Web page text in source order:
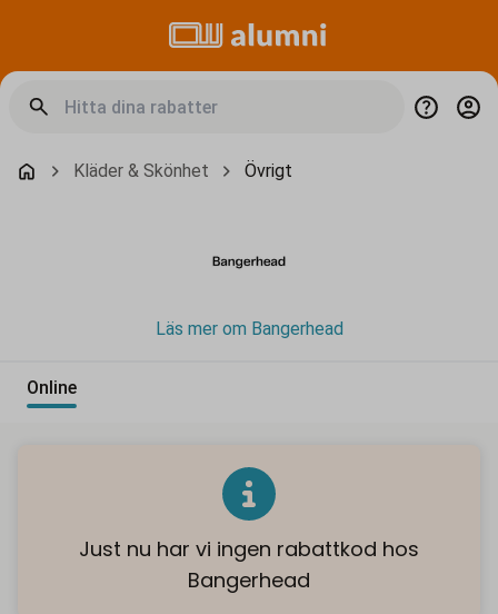
Kläder & Skönhet Övrigt
Läs mer om Bangerhead
Online
Just nu har vi ingen rabattkod hos
Bangerhead